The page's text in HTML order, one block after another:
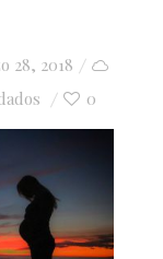
28, 2018
0